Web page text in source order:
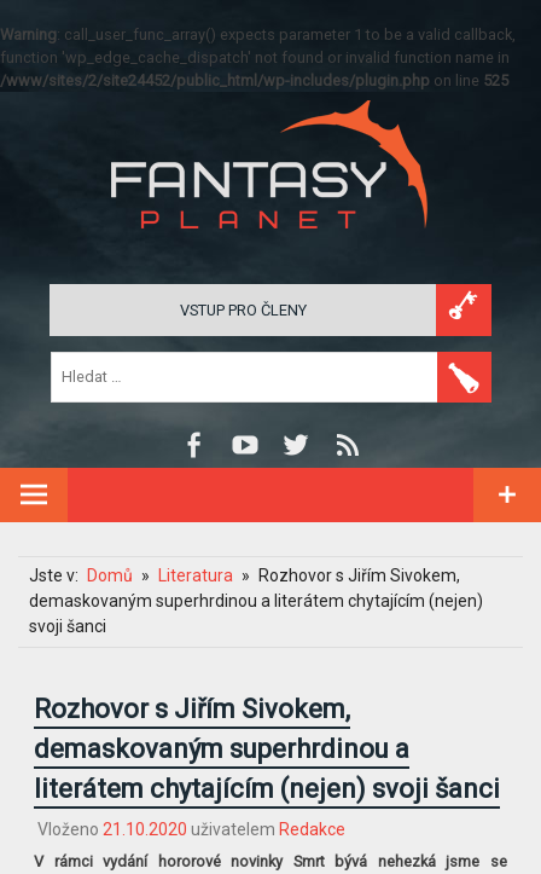
Warning: call_user_func_array() expects parameter 1 to be a valid callback,
function 'wp_edge_cache_dispatch' not found or invalid function name in
/www/sites/2/site24452/public_html/wp-includes/plugin.php on line 525
VSTUP PRO ČLENY
Jste v: Domů Literatura
Rozhovor s Jiřím Sivokem,
demaskovaným superhrdinou a literátem chytajícím (nejen)
svoji šanci
Rozhovor s Jiřím Sivokem,
demaskovaným superhrdinou a
literátem chytajícím (nejen) svoji šanci
Vloženo 21.10.2020 uživatelem Redakce
V rámci vydání hororové novinky Smrt bývá nehezká jsme se